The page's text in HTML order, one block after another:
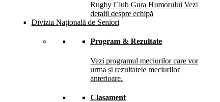
Rugby Club Gura Humorului Vezi
detalii despre echipă
Divizia Națională de Seniori
Program & Rezultate
Vezi programul meciurilor care vor
urma și rezultatele meciurilor
anterioare.
Clasament